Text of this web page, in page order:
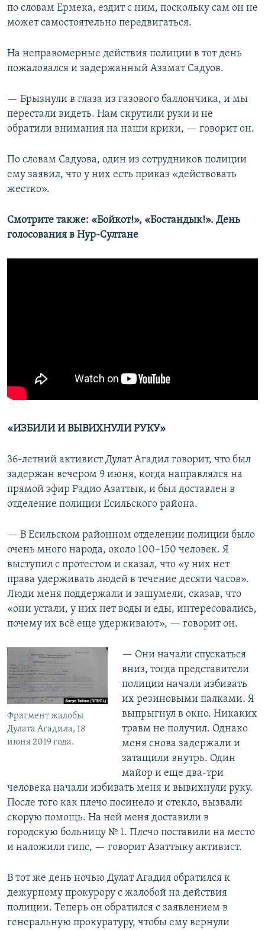
по словам Ермека, ездит с ним, поскольку сам он не
может самостоятельно передвигаться.
На неправомерные действия полиции в тот день
пожаловался и задержанный Азамат Садуов.
— Брызнули в глаза из газового баллончика, и мы
перестали видеть. Нам скрутили руки и не
обратили внимания на наши крики, — говорит он.
По словам Садуова, один из сотрудников полиции
ему заявил, что у них есть приказ «действовать
жестко».
Смотрите также: «Бойкот!», «Бостандык!». День
голосования в Нур-Султане
«ИЗБИЛИ И ВЫВИХНУЛИ РУКУ»
36-летний активист Дулат Агадил говорит, что был
задержан вечером 9 июня, когда направлялся на
прямой эфир Радио Азаттык, и был доставлен в
отделение полиции Есильского района.
— В Есильском районном отделении полиции было
очень много народа, около 100–150 человек. Я
выступил с протестом и сказал, что «у них нет
права удерживать людей в течение десяти часов».
Люди меня поддержали и зашумели, сказав, что
«они устали, у них нет воды и еды, интересовались,
почему их всё еще удерживают», — говорит он.
Фрагмент жалобы
Дулата Агадила, 18
июня 2019 года.
— Они начали спускаться
вниз, тогда представители
полиции начали избивать
их резиновыми палками. Я
выпрыгнул в окно. Никаких
травм не получил. Однако
меня снова задержали и
затащили внутрь. Один
майор и еще два-три
человека начали избивать меня и вывихнули руку.
После того как плечо посинело и отекло, вызвали
скорую помощь. На ней меня доставили в
городскую больницу № 1. Плечо поставили на место
и наложили гипс, — говорит Азаттыку активист.
В тот же день ночью Дулат Агадил обратился к
дежурному прокурору с жалобой на действия
полиции. Теперь он обратился с заявлением в
генеральную прокуратуру, чтобы ему вернули